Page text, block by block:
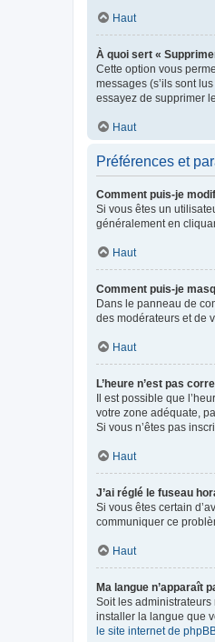
Haut
À quoi sert «
Cette option vous
messages (s’ils sont
essayez de supprimer
Haut
Préférences et
Comment puis-je
Si vous êtes un
généralement en
Haut
Comment puis-je
Dans le panneau de
des modérateurs et de
Haut
L’heure n’est pas
Il est possible que
votre zone adéquate,
Si vous n’êtes pas
Haut
J’ai réglé le fuseau
Si vous êtes certain
communiquer ce
Haut
Ma langue n’apparaît
Soit les administrateurs
installer la langue que
le site internet de